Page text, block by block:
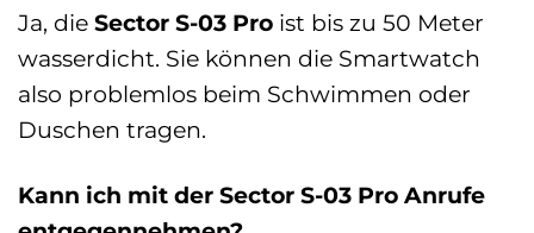
Ja, die Sector S-03 Pro ist bis zu 50 Meter
wasserdicht. Sie können die Smartwatch
also problemlos beim Schwimmen oder
Duschen tragen.
Kann ich mit der Sector S-03 Pro Anrufe